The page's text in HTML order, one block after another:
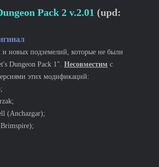
Pack 2 v.2.01 (upd:
новых подземелий, которые не были
Dungeon Pack 1". Несовместим с
этих модификаций:
(Anchazgar);